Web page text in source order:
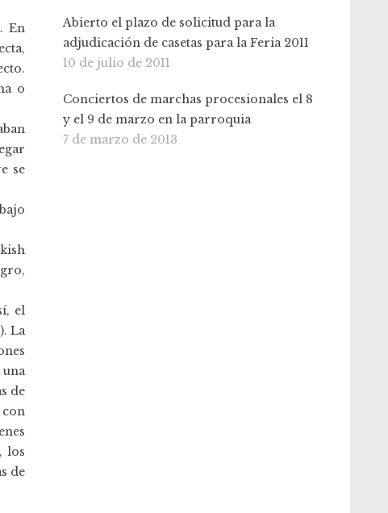
En
o
se
el
La
una
de
los
de
Abierto el plazo de solicitud para la
adjudicación de casetas para la Feria 2011
10 de julio de 2011
Conciertos de marchas procesionales el 8
y el 9 de marzo en la parroquia
7 de marzo de 2013